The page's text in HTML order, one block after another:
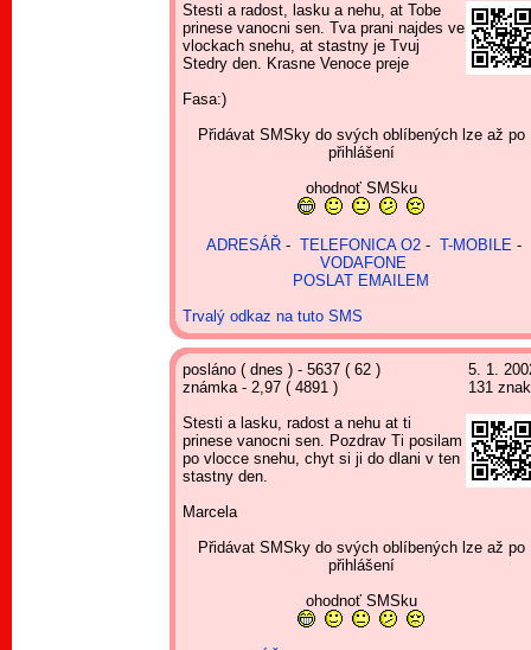
Stesti a radost, lasku a nehu, at Tobe
prinese vanocni sen. Tva prani najdes ve
vlockach snehu, at stastny je Tvuj
Stedry den. Krasne Venoce preje
Fasa:)
Přidávat SMSky do svých oblíbených lze až po
přihlášení
ohodnoť SMSku
ADRESÁŘ- TELEFONICA O2- T-MOBILE-
VODAFONE
POSLAT EMAILEM
Trvalý odkaz na tuto SMS
posláno ( dnes ) - 5637 ( 62 )
známka - 2,97 ( 4891 )
5. 1.
131
Stesti a lasku, radost a nehu at ti
prinese vanocni sen. Pozdrav Ti posilam
po vlocce snehu, chyt si ji do dlani v ten
stastny den.
Marcela
Přidávat SMSky do svých oblíbených lze až po
přihlášení
ohodnoť SMSku